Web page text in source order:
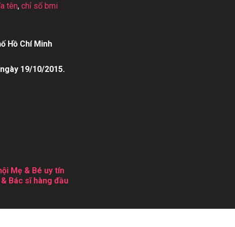
tên, chỉ số bmi
Hồ Chí Minh
19/10/2015.
Mẹ & Bé uy tín
Bác sĩ hàng đầu